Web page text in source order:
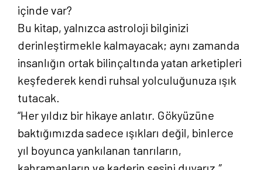
içinde var?
Bu kitap, yalnızca astroloji bilginizi
derinleştirmekle kalmayacak; aynı zamanda
insanlığın ortak bilinçaltında yatan arketipleri
keşfederek kendi ruhsal yolculuğunuza ışık
tutacak.
“Her yıldız bir hikaye anlatır. Gökyüzüne
baktığımızda sadece ışıkları değil, binlerce
yıl boyunca yankılanan tanrıların,